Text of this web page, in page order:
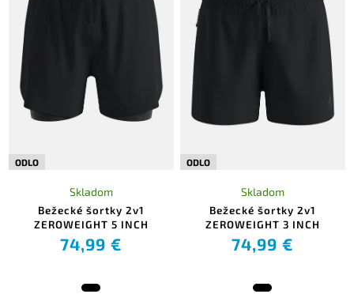
ODLO
Bežecké šortky 2v1
ZEROWEIGHT 5 INCH
Skladom
74,99 €
ODLO
Bežecké šortky 2v1
ZEROWEIGHT 3 INCH
Skladom
74,99 €